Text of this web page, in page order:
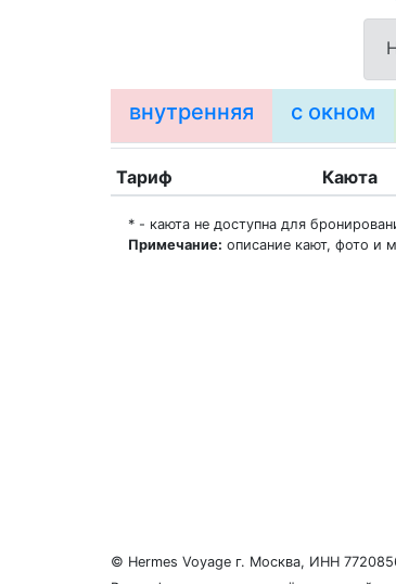
внутренняя с окном
Тариф Каюта
* - каюта не доступна для
Примечание: описание кают, фото и
© Hermes Voyage г. Москва, ИНН